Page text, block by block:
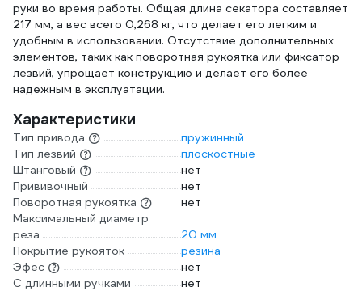
руки во время работы. Общая длина секатора составляет
217 мм, а вес всего 0,268 кг, что делает его легким и
удобным в использовании. Отсутствие дополнительных
элементов, таких как поворотная рукоятка или фиксатор
лезвий, упрощает конструкцию и делает его более
надежным в эксплуатации.
Характеристики
Тип привода
пружинный
Тип лезвий
плоскостные
Штанговый
нет
Прививочный
нет
Поворотная рукоятка
нет
Максимальный диаметр
реза
20 мм
Покрытие рукояток
резина
Эфес
нет
С длинными ручками
нет